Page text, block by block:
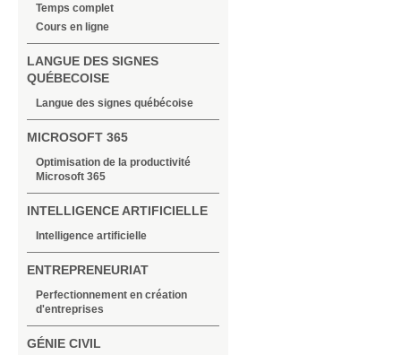
Temps complet
Cours en ligne
LANGUE DES SIGNES
QUÉBECOISE
Langue des signes québécoise
MICROSOFT 365
Optimisation de la productivité
Microsoft 365
INTELLIGENCE ARTIFICIELLE
Intelligence artificielle
ENTREPRENEURIAT
Perfectionnement en création
d'entreprises
GÉNIE CIVIL